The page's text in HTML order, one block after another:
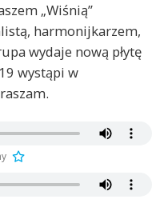
„Wiśnią”
harmonijkarzem,
wydaje nową płytę
wystąpi w